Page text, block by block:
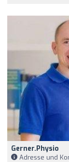
Gerner.physio
Adresse und